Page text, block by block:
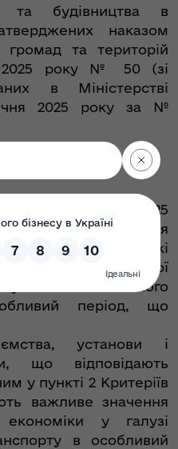
та будівництва в
наказом
громад та територій
2025 року № 50 (зі
в Міністерстві
2025 року за №
від 24 липня 2025
Комісії з визначення
та організацій, які
для національної
автомобільного
період, що
установи і
що відповідають
у пункті 2 Критеріїв
важливе значення
економіки у галузі
в особливий